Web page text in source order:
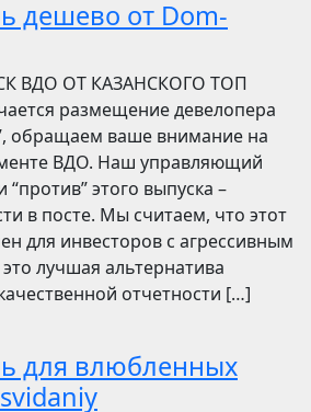
дешево от Dom-
ВДО ОТ КАЗАНСКОГО ТОП
размещение девелопера
обращаем ваше внимание на
ВДО. Наш управляющий
“против” этого выпуска –
в посте. Мы считаем, что этот
для инвесторов с агрессивным
лучшая альтернатива
отчетности […]
для влюбленных